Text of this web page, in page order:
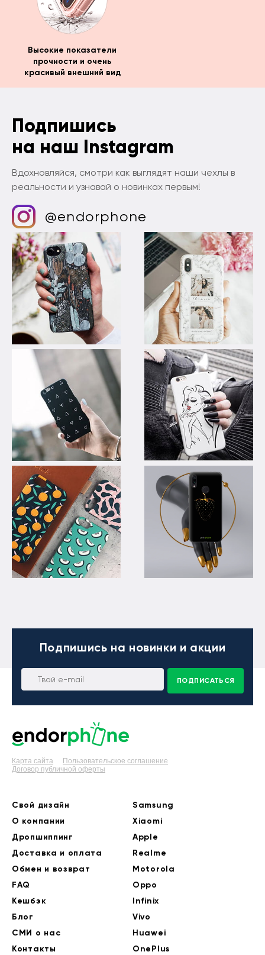
Высокие показатели
прочности и очень
красивый внешний вид
Подпишись
на наш Instagram
Вдохновляйся, смотри как выглядят наши чехлы в
реальности и узнавай о новинках первым!
@endorphone
Подпишись на новинки и акции
ПОДПИСАТЬСЯ
Карта сайта
Пользовательское соглашение
Договор публичной оферты
Свой дизайн
О компании
Дропшиппинг
Доставка и оплата
Обмен и возврат
FAQ
Кешбэк
Блог
СМИ о нас
Контакты
Samsung
Xiaomi
Apple
Realme
Motorola
Oppo
Infinix
Vivo
Huawei
OnePlus